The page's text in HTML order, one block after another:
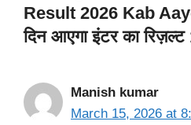
Result 2026 Kab
दिन आएगा इंटर का
Manish kumar
March 15, 2026 at